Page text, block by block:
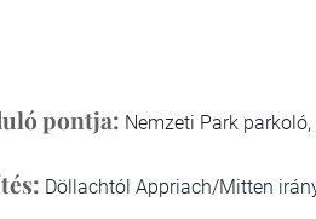
pontja: Nemzeti Park
Döllachtól Appriach/Mitten